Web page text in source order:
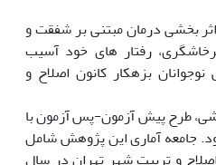
بخشی درمان مبتنی بر شفقت و
رفتار های خود آسیب
بزهکار کانون اصلاح و
طرح پیش آزمون-پس آزمون با
جامعه آماری این پژوهش شامل
و تربیت شهر تهران در سال